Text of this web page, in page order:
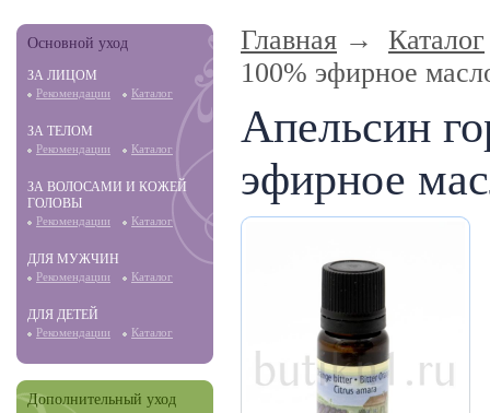
Основной уход
ЗА ЛИЦОМ
Рекомендации Каталог
ЗА ТЕЛОМ
Рекомендации Каталог
ЗА ВОЛОСАМИ И КОЖЕЙ
ГОЛОВЫ
Рекомендации Каталог
ДЛЯ МУЖЧИН
Рекомендации Каталог
ДЛЯ ДЕТЕЙ
Рекомендации Каталог
Дополнительный уход
Главная → Каталог
100% эфирное
Апельсин
эфирное